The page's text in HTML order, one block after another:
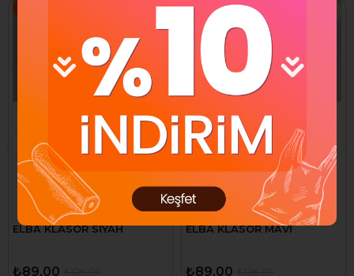
ELBA KLASÖR SİYAH
₺89,00
ELBA KLASÖR MAVİ
₺89,00
%31